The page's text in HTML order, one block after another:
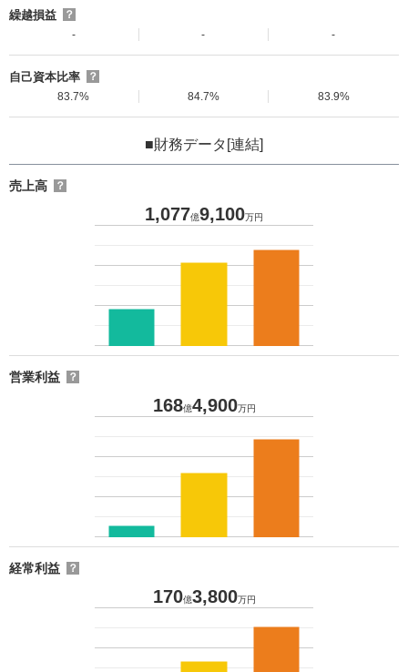
繰越損益
？
-
- -
自己資本比率
？
83.7%
84.7% 83.9%
■財務データ[連結]
売上高 ？
1,077億9,100万円
営業利益 ？
168億4,900万円
経常利益 ？
170億3,800万円